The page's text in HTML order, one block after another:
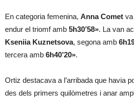
En categoria femenina, Anna Comet
endur el triomf amb 5h30’58». La van
Kseniia Kuznetsova, segona amb
tercera amb 6h40’20».
Ortiz destacava a l’arribada que havia
des dels primers quilòmetres i anar